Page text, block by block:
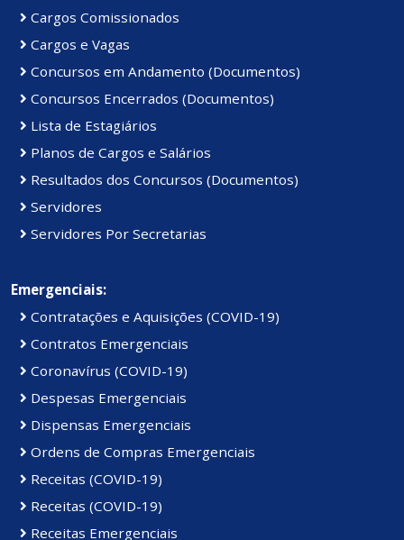
Cargos Comissionados
Cargos e Vagas
Concursos em Andamento (Documentos)
Concursos Encerrados (Documentos)
Lista de Estagiários
Planos de Cargos e Salários
Resultados dos Concursos (Documentos)
Servidores
Servidores Por Secretarias
Emergenciais:
Contratações e Aquisições (COVID-19)
Contratos Emergenciais
Coronavírus (COVID-19)
Despesas Emergenciais
Dispensas Emergenciais
Ordens de Compras Emergenciais
Receitas (COVID-19)
Receitas (COVID-19)
Receitas Emergenciais